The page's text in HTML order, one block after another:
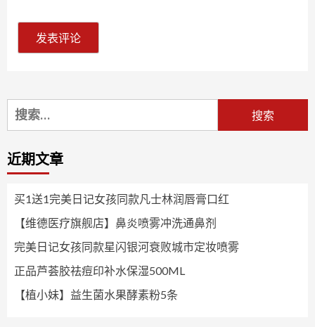
搜
索：
近期文章
买1送1完美日记女孩同款凡士林润唇膏口红
【维德医疗旗舰店】鼻炎喷雾冲洗通鼻剂
完美日记女孩同款星闪银河衰败城市定妆喷雾
正品芦荟胶祛痘印补水保湿500ML
【植小妹】益生菌水果酵素粉5条